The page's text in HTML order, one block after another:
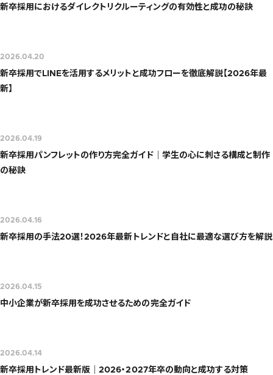
新卒採用におけるダイレクトリクルーティングの有効性と成功の秘訣
新卒採用でLINEを活用するメリットと成功フローを徹底解説【2026年最
新】
2026.04.20
新卒採用パンフレットの作り方完全ガイド｜学生の心に刺さる構成と制作
の秘訣
2026.04.19
新卒採用の手法20選！2026年最新トレンドと自社に最適な選び方を解説
2026.04.16
中小企業が新卒採用を成功させるための完全ガイド
2026.04.15
新卒採用トレンド最新版｜2026・2027年卒の動向と成功する対策
2026.04.14